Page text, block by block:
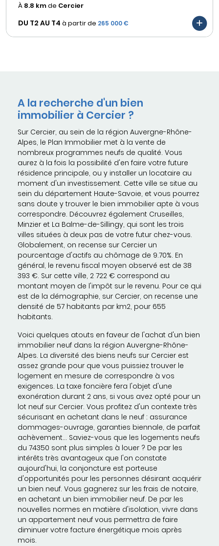
À 8.8 kmde Cercier
DU T2 AU T4 à partir de 265 000 €
A la recherche d'un bien
immobilier à Cercier ?
Sur Cercier, au sein de la région Auvergne-Rhône-
Alpes, le Plan Immobilier met à la vente de
nombreux programmes neufs de qualité. Vous
aurez à la fois la possibilité d'en faire votre future
résidence principale, ou y installer un locataire au
moment d'un investissement. Cette ville se situe au
sein du département Haute-Savoie, et vous pourrez
sans doute y trouver le bien immobilier apte à vous
correspondre. Découvrez également Cruseilles,
Minzier et La Balme-de-Sillingy, qui sont les trois
villes situées à deux pas de votre futur chez-vous.
Globalement, on recense sur Cercier un
pourcentage d'actifs au chômage de 9.70%. En
général, le revenu fiscal moyen observé est de 38
393 €. Sur cette ville, 2 722 € correspond au
montant moyen de l'impôt sur le revenu. Pour ce qui
est de la démographie, sur Cercier, on recense une
densité de 57 habitants par km2, pour 655
habitants.
Voici quelques atouts en faveur de l'achat d'un bien
immobilier neuf dans la région Auvergne-Rhône-
Alpes. La diversité des biens neufs sur Cercier est
assez grande pour que vous puissiez trouver le
logement en mesure de correspondre à vos
exigences. La taxe foncière fera l'objet d'une
exonération durant 2 ans, si vous avez opté pour un
lot neuf sur Cercier. Vous profitez d'un contexte très
sécurisant en achetant dans le neuf : assurance
dommages-ouvrage, garanties biennale, de parfait
achèvement... Saviez-vous que les logements neufs
du 74350 sont plus simples à louer ? De par les
intérêts très avantageux que l'on constate
aujourd'hui, la conjoncture est porteuse
d'opportunités pour les personnes désirant acquérir
un bien neuf. Vous gagnerez sur les frais de notaire,
en achetant un bien immobilier neuf. De par les
nouvelles normes en matière d'isolation, vivre dans
un appartement neuf vous permettra de faire
diminuer votre facture énergétique mois après
mois.